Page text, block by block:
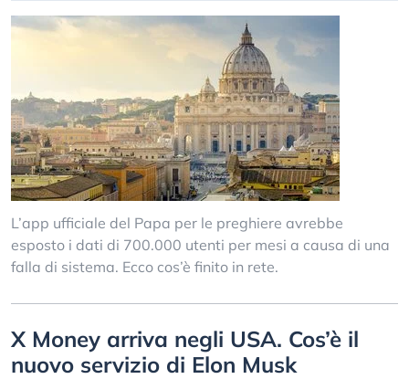
L’app ufficiale del Papa per le preghiere avrebbe
esposto i dati di 700.000 utenti per mesi a causa di una
falla di sistema. Ecco cos’è finito in rete.
X Money arriva negli USA. Cos’è il
nuovo servizio di Elon Musk